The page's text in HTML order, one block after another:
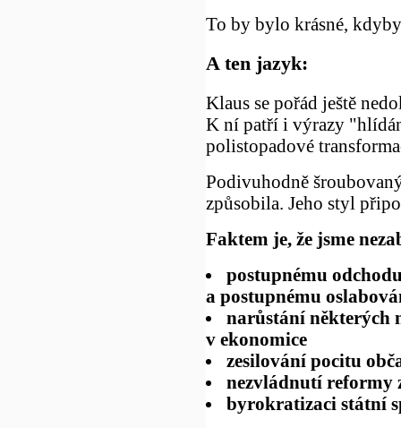
To by bylo krásné,
A ten jazyk:
Klaus se pořád ještě
K ní patří i výrazy
polistopadové
Podivuhodně
způsobila. Jeho styl
Faktem je, že jsme
postupnému
a postupnému
narůstání některých
v ekonomice
zesilování pocitu
nezvládnutí reformy
byrokratizaci státní